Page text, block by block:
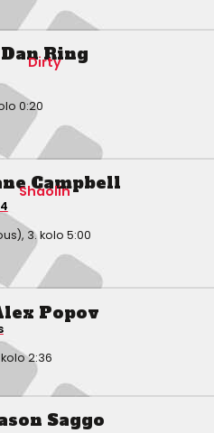
Dan Ring
Dirty
0:20
Campbell
Shaolin
3. kolo 5:00
Popov
2:36
Saggo